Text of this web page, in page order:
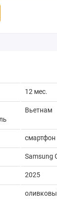
12 мес.
Вьетнам
смартфон
Samsung
2025